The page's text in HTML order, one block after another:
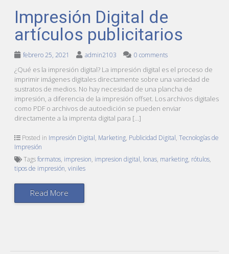
Impresión Digital de
artículos publicitarios
febrero 25, 2021 admin2103 0 comments
¿Qué es la impresión digital? La impresión digital es el proceso de
imprimir imágenes digitales directamente sobre una variedad de
sustratos de medios. No hay necesidad de una plancha de
impresión, a diferencia de la impresión offset. Los archivos digitales
como PDF o archivos de autoedición se pueden enviar
directamente a la imprenta digital para […]
Posted in Impresión Digital, Marketing, Publicidad Digital,Tecnologías de
Impresión
Tagsformatos, impresion, impresion digital, lonas, marketing, rótulos,
tipos de impresión,viniles
Read More